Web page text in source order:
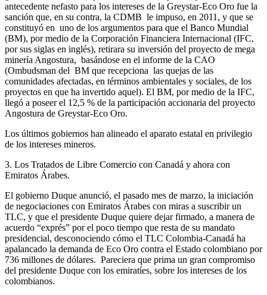
antecedente nefasto para los intereses de la Greystar-Eco Oro fue la
sanción que, en su contra, la CDMB le impuso, en 2011, y que se
constituyó en uno de los argumentos para que el Banco Mundial
(BM), por medio de la Corporación Financiera Internacional (IFC,
por sus siglas en inglés), retirara su inversión del proyecto de mega
minería Angostura, basándose en el informe de la CAO
(Ombudsman del BM que recepciona las quejas de las
comunidades afectadas, en términos ambientales y sociales, de los
proyectos en que ha invertido aquel). El BM, por medio de la IFC,
llegó a poseer el 12,5 % de la participación accionaria del proyecto
Angostura de Greystar-Eco Oro.
Los últimos gobiernos han alineado el aparato estatal en privilegio
de los intereses mineros.
3. Los Tratados de Libre Comercio con Canadá y ahora con
Emiratos Árabes.
El gobierno Duque anunció, el pasado mes de marzo, la iniciación
de negociaciones con Emiratos Árabes con miras a suscribir un
TLC, y que el presidente Duque quiere dejar firmado, a manera de
acuerdo “exprés” por el poco tiempo que resta de su mandato
presidencial, desconociendo cómo el TLC Colombia-Canadá ha
apalancado la demanda de Eco Oro contra el Estado colombiano por
736 millones de dólares. Pareciera que prima un gran compromiso
del presidente Duque con los emiratíes, sobre los intereses de los
colombianos.